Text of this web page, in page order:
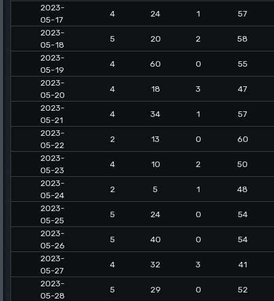
2023-
05-17
4 24 1
57
2023-
05-18
5 20 2
58
2023-
05-19
4 60 0
55
2023-
05-20
4 18 3
47
2023-
05-21
4 34 1
57
2023-
05-22
2 13 0
60
2023-
05-23
4 10 2
50
2023-
05-24
2 5 1
48
2023-
05-25
5 24 0
54
2023-
05-26
5 40 0
54
2023-
05-27
4 32 3
41
2023-
05-28
5 29 0
52